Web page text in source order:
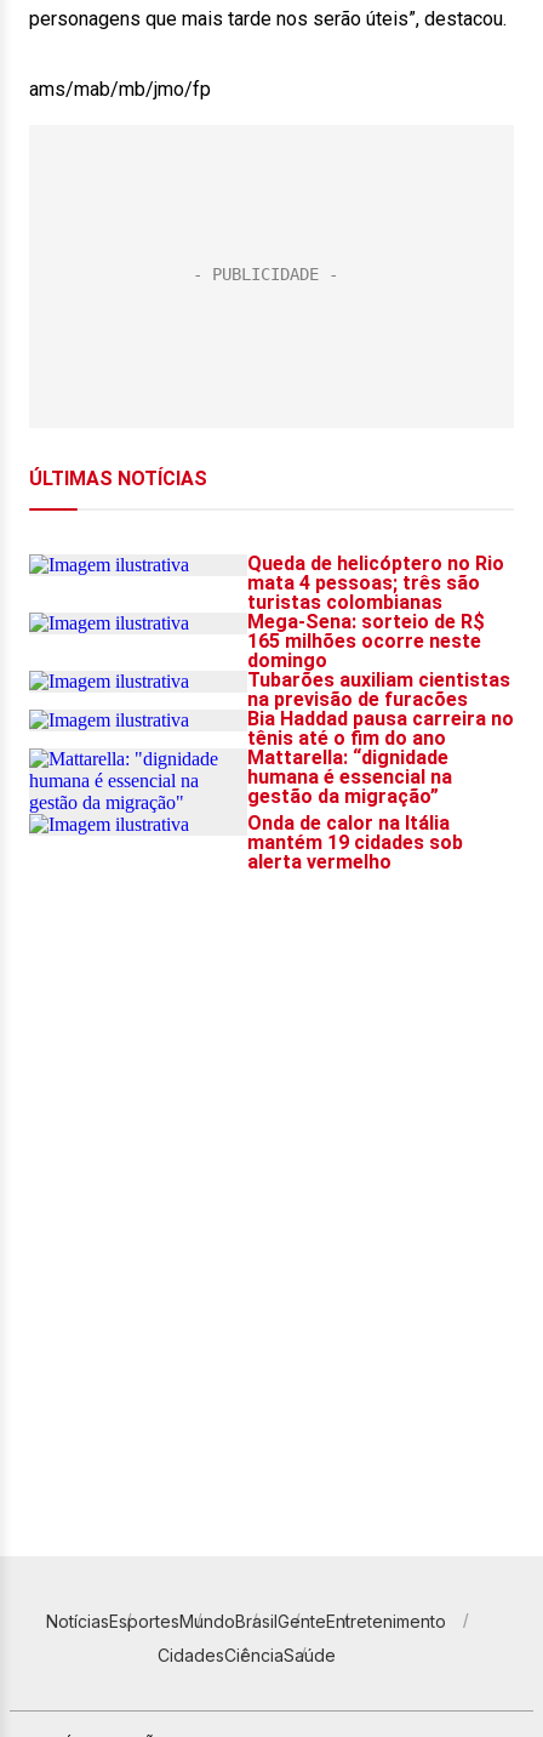
personagens que mais tarde nos serão úteis”, destacou.
ams/mab/mb/jmo/fp
NotíciasEsportesMundoBrasilGenteEntretenimento
CidadesCiênciaSaúde